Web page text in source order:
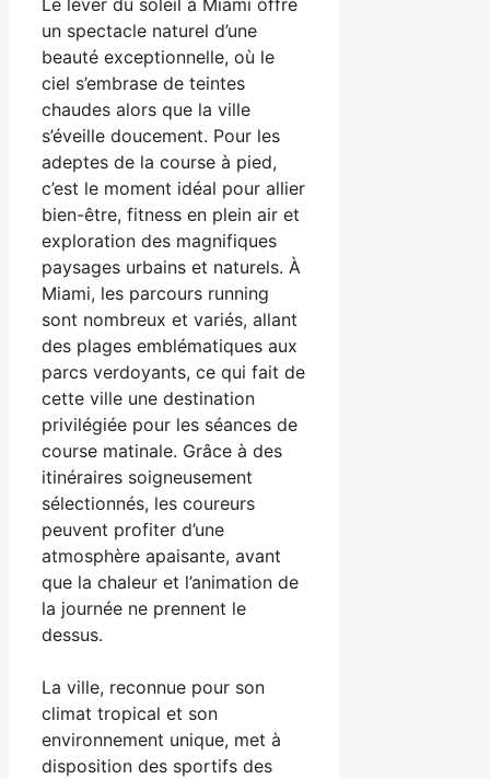
un spectacle naturel d’une
beauté exceptionnelle, où le
ciel s’embrase de teintes
chaudes alors que la ville
s’éveille doucement. Pour les
adeptes de la course à pied,
c’est le moment idéal pour allier
bien-être, fitness en plein air et
exploration des magnifiques
paysages urbains et naturels. À
Miami, les parcours running
sont nombreux et variés, allant
des plages emblématiques aux
parcs verdoyants, ce qui fait de
cette ville une destination
privilégiée pour les séances de
course matinale. Grâce à des
itinéraires soigneusement
sélectionnés, les coureurs
peuvent profiter d’une
atmosphère apaisante, avant
que la chaleur et l’animation de
la journée ne prennent le
dessus.
La ville, reconnue pour son
climat tropical et son
environnement unique, met à
disposition des sportifs des